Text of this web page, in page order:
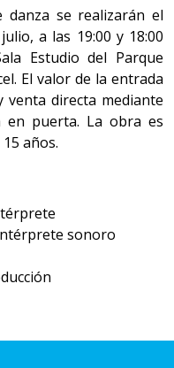
danza se realizarán el
a las 19:00 y 18:00
Estudio del Parque
El valor de la entrada
venta directa mediante
en puerta. La obra es
años.
sonoro